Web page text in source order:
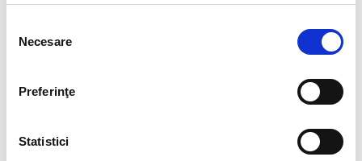
consimțământului
Necesare
Preferinţe
Statistici